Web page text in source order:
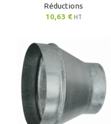
Réductions
10,63 € HT